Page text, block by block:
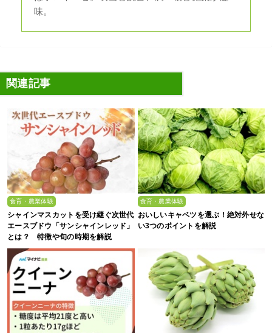
味。
関連記事
食育・農業体験
シャインマスカットを受け継ぐ次世代
エースブドウ「サンシャインレッド」
とは？ 特徴や旬の時期を解説
食育・農業体験
おいしいキャベツを選ぶ！絶対外せな
い3つのポイントを解説